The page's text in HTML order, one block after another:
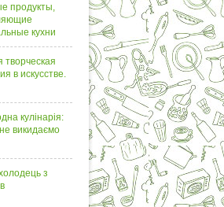
продукты,
кухни
творческая
в искусстве.
кулінарія:
викидаємо
з